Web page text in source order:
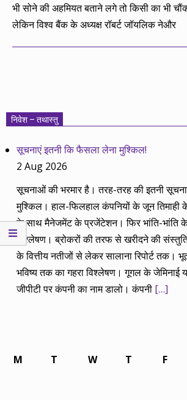
भी सोने की अहमियत बताने लगे तो किसी का भी
लेकिन विश्व बैंक के अध्यक्ष रॉबर्ट जॉयलिक नेऔर
निवेश – तथास्तु
सूचनाएं इतनी कि फैसला लेना मुश्किल!
2 Aug 2026
सूचनाओं की भरमार है। तरह-तरह की इतनी
मुश्किल। हाल-फिलहाल कंपनियों के जून
के साथ मैनेजमेंट के प्रजेंटेशन। फिर भांति-भांति
विश्लेषण। ब्रोकरों की तरफ से खरीदने की
के वित्तीय नतीजों से लेकर सालाना रिपोर्ट तक।
भविष्य तक का गहरा विश्लेषण। गूगल के
जीपीटी पर कंपनी का नाम डालो। कंपनी […]
M
T W T F